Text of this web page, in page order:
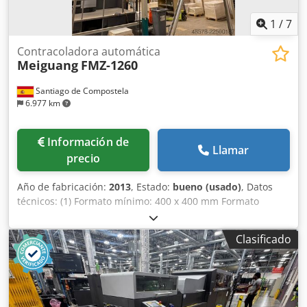
1 /7
Santiago de Compostela
6.977 km
Contracoladora automática
Meiguang FMZ-1260
Información de
precio
Llamar
Año de fabricación: 2013, Estado: bueno (usado), Datos
técnicos: (1) Formato mínimo: 400 x 400 mm Formato
máximo: 1260 x 1250 mm Pliego superior: Cartoncillo
de180 – 450 g/m2 Pliego inferior: Entre 0,5 y 8 mm
Velocidad máxima: (2) Hasta 6000 hojas/hora Precisión: ±
1,5 mm Potencia instalada: 17 kW Dimensiones: 13,9 x 2,22
x 2,68 m Dcjdozry I Nspfx Amaek Peso: 7.000 kg (1) Los
datos técnicos pueden ser modificados por el fabricante
sin previo aviso. (2) La velocidad puede variar en función
Clasificado